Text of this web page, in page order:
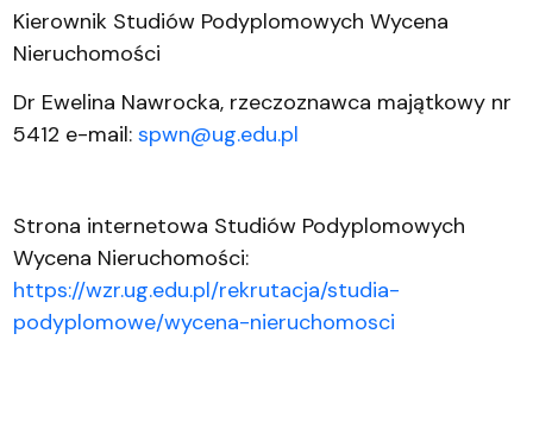
Kierownik Studiów Podyplomowych Wycena
Nieruchomości
Dr Ewelina Nawrocka, rzeczoznawca majątkowy nr
5412 e-mail: spwn@ug.edu.pl
Strona internetowa Studiów Podyplomowych
Wycena Nieruchomości:
https://wzr.ug.edu.pl/rekrutacja/studia-
podyplomowe/wycena-nieruchomosci